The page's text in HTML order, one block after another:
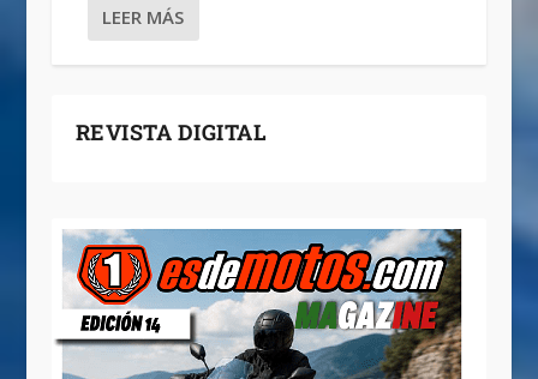
LEER MÁS
REVISTA DIGITAL